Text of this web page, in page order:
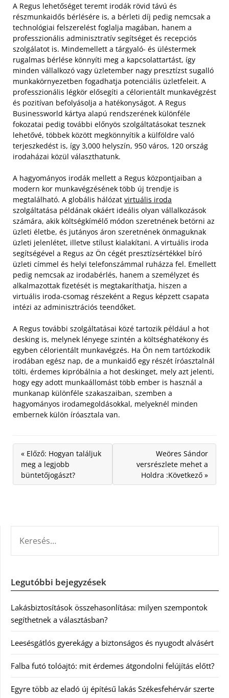
A Regus lehetőséget teremt irodák rövid távú és
részmunkaidős bérlésére is, a bérleti díj pedig nemcsak a
technológiai felszerelést foglalja magában, hanem a
professzionális adminisztratív segítséget és recepciós
szolgálatot is. Mindemellett a tárgyaló- és üléstermek
rugalmas bérlése könnyíti meg a kapcsolattartást, így
minden vállalkozó vagy üzletember nagy presztízst sugalló
munkakörnyezetben fogadhatja potenciális üzletfeleit. A
professzionális légkör elősegíti a célorientált munkavégzést
és pozitívan befolyásolja a hatékonyságot. A Regus
Businessworld kártya alapú rendszerének különféle
fokozatai pedig további előnyös szolgáltatásokat tesznek
lehetővé, többek között megkönnyítik a külföldre való
terjeszkedést is, így 3,000 helyszín, 950 város, 120 ország
irodaházai közül választhatunk.
A hagyományos irodák mellett a Regus központjaiban a
modern kor munkavégzésének több új trendje is
megtalálható. A globális hálózat virtuális iroda
szolgáltatása példának okáért ideális olyan vállalkozások
számára, akik költségkímélő módon szeretnének betörni az
üzleti életbe, és jutányos áron szeretnének önmaguknak
üzleti jelenlétet, illetve stílust kialakítani. A virtuális iroda
segítségével a Regus az Ön cégét presztízsértékkel bíró
üzleti címmel és helyi telefonszámmal ruházza fel. Emellett
pedig nemcsak az irodabérlés, hanem a személyzet és
alkalmazottak fizetését is megtakaríthatja, hiszen a
virtuális iroda-csomag részeként a Regus képzett csapata
intézi az adminisztrációs teendőket.
A Regus további szolgáltatásai közé tartozik például a hot
desking is, melynek lényege szintén a költséghatékony és
egyben célorientált munkavégzés. Ha Ön nem tartózkodik
irodában egész nap, de a munkaidő egy részét íróasztalnál
tölti, érdemes kipróbálnia a hot deskinget, mely azt jelenti,
hogy egy adott munkaállomást több ember is használ a
munkanap különféle szakaszaiban, szemben a
hagyományos irodamegoldásokkal, melyeknél minden
embernek külön íróasztala van.
« Előző: Hogyan találjuk
meg a legjobb
büntetőjogászt?
Weöres Sándor
versrészlete mehet a
Holdra :Következő »
Legutóbbi bejegyzések
Lakásbiztosítások összehasonlítása: milyen szempontok
segíthetnek a választásban?
Leesésgátlós gyerekágy a biztonságos és nyugodt alvásért
Falba futó tolóajtó: mit érdemes átgondolni felújítás előtt?
Egyre több az eladó új építésű lakás Székesfehérvár szerte